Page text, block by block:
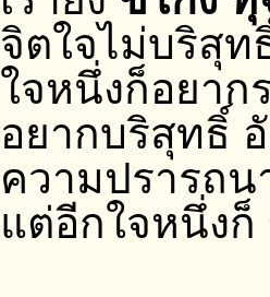
จิตใจไม่บริสุ
ใจหนึ่งก็อยาก
อยากบริสุทธิ์
ความปรารถน
แต่อีกใจหนึ่งก็